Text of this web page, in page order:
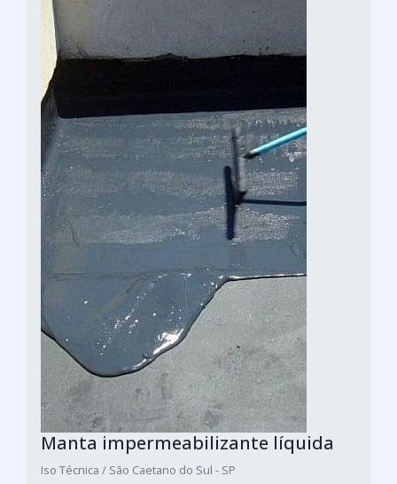
Manta impermeabilizante líquida
Iso Técnica / São Caetano do Sul - SP